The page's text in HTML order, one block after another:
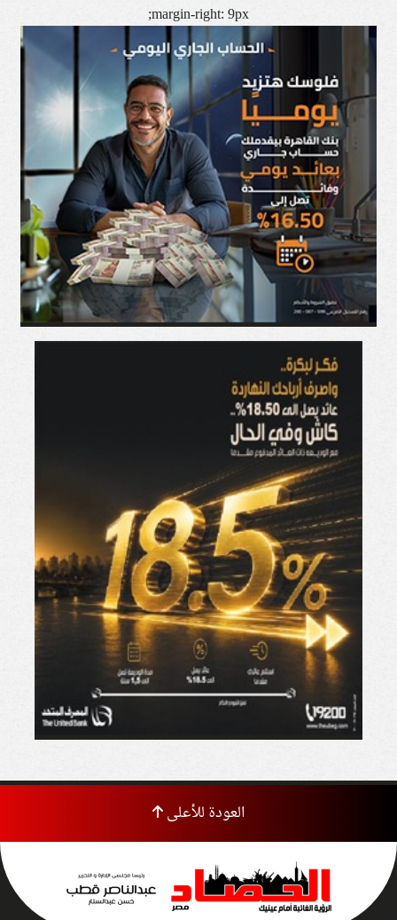
margin-right: 9px;
العودة للأعلى